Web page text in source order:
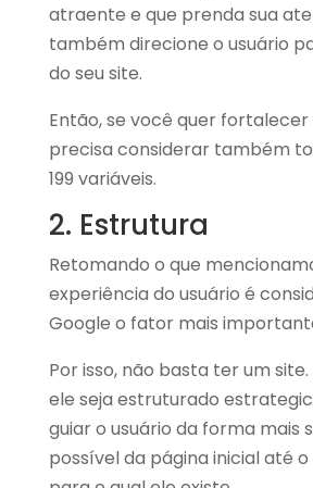
atraente e que prenda sua
também direcione o usuário
do seu site.
Então, se você quer fortalecer
precisa considerar também
199 variáveis.
2. Estrutura
Retomando o que
experiência do usuário é
Google o fator mais
Por isso, não basta ter um
ele seja estruturado
guiar o usuário da forma mais
possível da página inicial até